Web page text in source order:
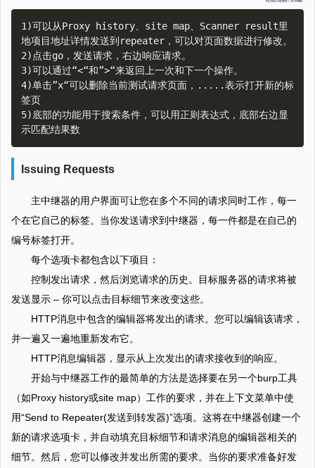
1)可以从Proxy history、site map、Scanner result里
地项目地址详情发送到repeater，可以对页面数据进行修改。
2)点击go，发送请求，右边响应请求。
3)可以通过“<“和”>“来返回上一次和下一个操作。
4)单击”x“可以删除当前测试请求页面，.....表示打开新的标
签页
5)底部的功能用于搜索条件，可以用正则表达式，底部右边显
Issuing Requests
主中继器的用户界面可让您在多个不同的请求同时工作，每一
个在它自己的标签。当你发送请求到中继器，每一件都是在自己的
编号标签打开。
每个选项卡都包含以下项目：
控制发出请求，然后浏览请求的历史。目标服务器的请求将被
发送显示 – 你可以点击目标细节来改变这些。
HTTP消息中包含的编辑器将发出的请求。您可以编辑该请求，
并一遍又一遍地重新发布它。
HTTP消息编辑器，显示从上次发出的请求接收到的响应。
开始与中继器工作的最简单的方法是选择要在另一个burp工具
（如Proxy history或site map）工作的要求，并在上下文菜单中使
用“Send to Repeater(发送到转发器)”选项。这将在中继器创建一个
新的请求选项卡，并自动填充目标细节和请求消息的编辑器相关的
细节。然后，您可以修改并发出所需的要求。当你的要求准备好发